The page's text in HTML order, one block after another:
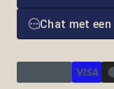
Chat met een